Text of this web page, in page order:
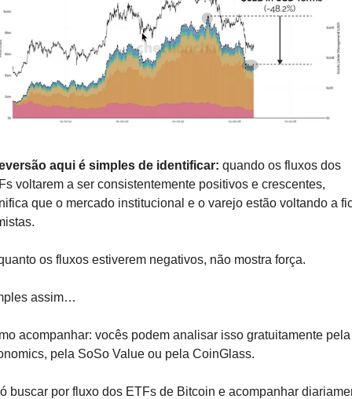
aqui é simples de identificar: quando os fluxos dos
voltarem a ser consistentemente positivos e crescentes,
que o mercado institucional e o varejo estão voltando a
os fluxos estiverem negativos, não mostra força.
assim…
acompanhar: vocês podem analisar isso gratuitamente pela
pela SoSo Value ou pela CoinGlass.
buscar por fluxo dos ETFs de Bitcoin e acompanhar